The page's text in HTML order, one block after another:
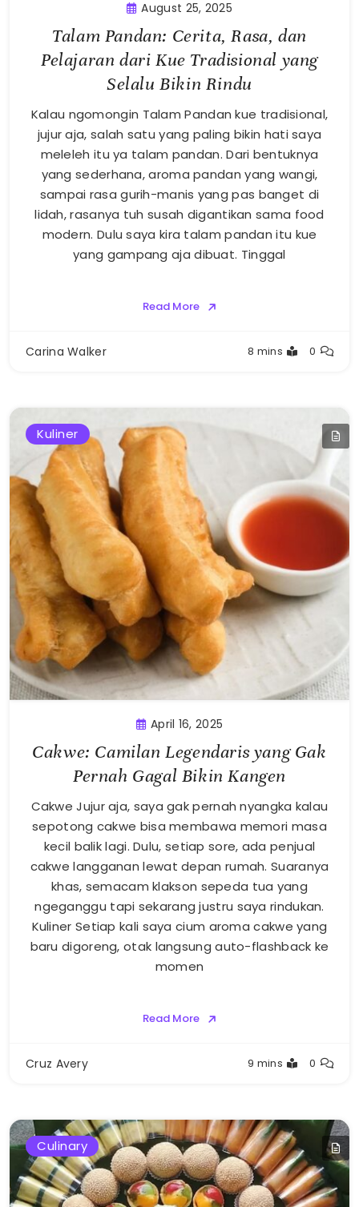
August 25, 2025
Talam Pandan: Cerita, Rasa, dan
Pelajaran dari Kue Tradisional yang
Selalu Bikin Rindu
Kalau ngomongin Talam Pandan kue tradisional,
jujur aja, salah satu yang paling bikin hati saya
meleleh itu ya talam pandan. Dari bentuknya
yang sederhana, aroma pandan yang wangi,
sampai rasa gurih-manis yang pas banget di
lidah, rasanya tuh susah digantikan sama food
modern. Dulu saya kira talam pandan itu kue
yang gampang aja dibuat. Tinggal
Read More
Carina Walker 8 mins 0
Kuliner
April 16, 2025
Cakwe: Camilan Legendaris yang Gak
Pernah Gagal Bikin Kangen
Cakwe Jujur aja, saya gak pernah nyangka kalau
sepotong cakwe bisa membawa memori masa
kecil balik lagi. Dulu, setiap sore, ada penjual
cakwe langganan lewat depan rumah. Suaranya
khas, semacam klakson sepeda tua yang
ngeganggu tapi sekarang justru saya rindukan.
Kuliner Setiap kali saya cium aroma cakwe yang
baru digoreng, otak langsung auto-flashback ke
momen
Read More
Cruz Avery 9 mins 0
Culinary